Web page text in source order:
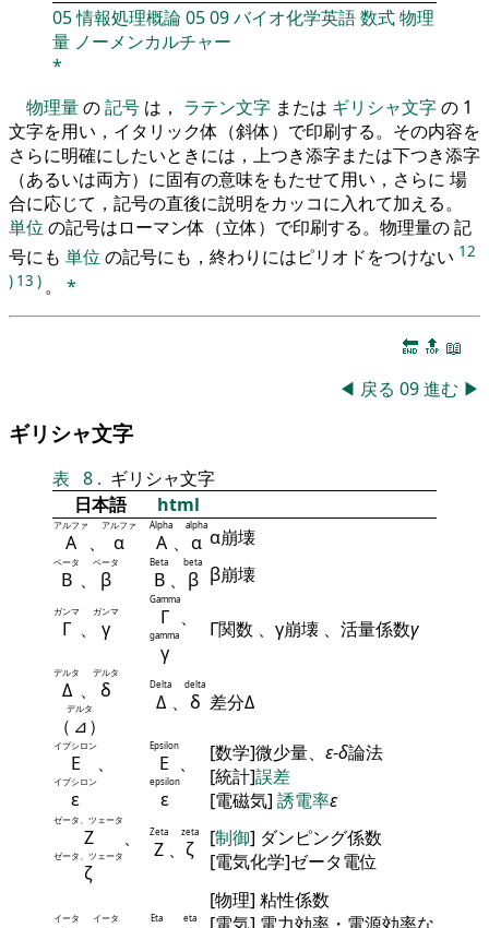
05情報処理概論0509バイオ化学英語数式物理
量 ノーメンカルチャー
*
物理量の記号 は， ラテン文字 または ギリシャ文字の 1
文字を用い，イタリック体（斜体）で印刷する。その内容を
さらに明確にしたいときには，上つき添字または下つき添字
（あるいは両方）に固有の意味をもたせて用い，さらに 場
合に応じて，記号の直後に説明をカッコに入れて加える。
単位 の記号はローマン体（立体）で印刷する。物理量の 記
号にも 単位 の記号にも，終わりにはピリオドをつけない 12
) 13 ) 。 *
🔚 🔝 📖
◀ 戻る 09進む ▶
ギリシャ文字
表 8 . ギリシャ文字
日本語
html
Α
アルファ
、 α
アルファ
Α
Alpha
、 α
alpha
α崩壊
Β
ベータ
、 β
ベータ
Β
Beta
、 β
beta
β崩壊
Γ
ガンマ
、 γ
ガンマ Γ
Gamma
、
γ
gamma Γ関数 、γ崩壊 、活量係数γ
Δ
デルタ
、 δ
デルタ
（ ⊿
デルタ
）
Δ
Delta
、 δ
delta
差分Δ
Ε
イプシロン
、
ε
イプシロン
Ε
Epsilon
、
ε
epsilon
[数学]微少量、 ε-δ論法
[統計]誤差
[電磁気] 誘電率ε
Ζ
ゼータ、ツェータ
、
ζ
ゼータ、ツェータ Ζ
Zeta
、 ζ
zeta [制御] ダンピング係数
[電気化学]ゼータ電位
イータ イータ Eta eta
[物理] 粘性係数